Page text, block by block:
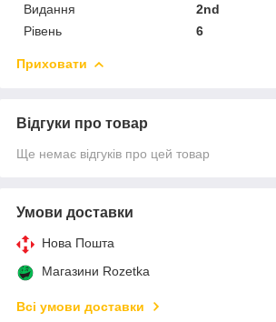
Видання
2nd
Рівень
6
Приховати
Відгуки про товар
Ще немає відгуків про цей товар
Умови доставки
Нова Пошта
Магазини Rozetka
Всі умови доставки